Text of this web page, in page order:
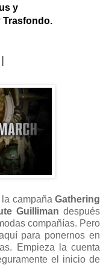
y
Trasfondo.
campaña Gathering
Guilliman después
compañías. Pero
para ponernos en
Empieza la cuenta
el inicio de